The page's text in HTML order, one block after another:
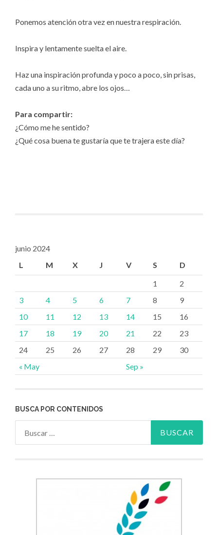
Ponemos atención otra vez en nuestra respiración.
Inspira y lentamente suelta el aire.
Haz una inspiración profunda y poco a poco, sin prisas,
cada uno a su ritmo, abre los ojos…
Para compartir:
¿Cómo me he sentido?
¿Qué cosa buena te gustaría que te trajera este día?
junio 2024
L
M X J V S D
« May Sep »
1
2
3
4 5 6 7 8
9
10
11 12 13 14 15
16
17
18 19 20 21 22
23
24
25 26 27 28 29 30
BUSCA POR CONTENIDOS